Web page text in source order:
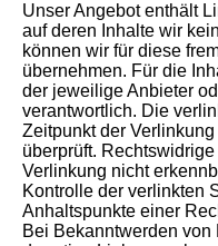
Unser Angebot enthält
auf deren Inhalte wir
können wir für diese
übernehmen. Für die
der jeweilige Anbieter
verantwortlich. Die
Zeitpunkt der
überprüft.
Verlinkung nicht
Kontrolle der verlinkten
Anhaltspunkte einer
Bei Bekanntwerden